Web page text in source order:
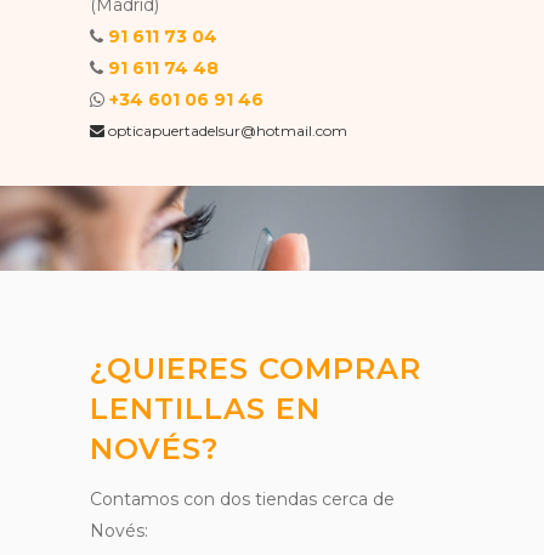
(Madrid)
91 611 73 04
91 611 74 48
+34 601 06 91 46
opticapuertadelsur@hotmail.com
¿QUIERES COMPRAR
LENTILLAS EN
NOVÉS?
Contamos con dos tiendas cerca de
Novés: